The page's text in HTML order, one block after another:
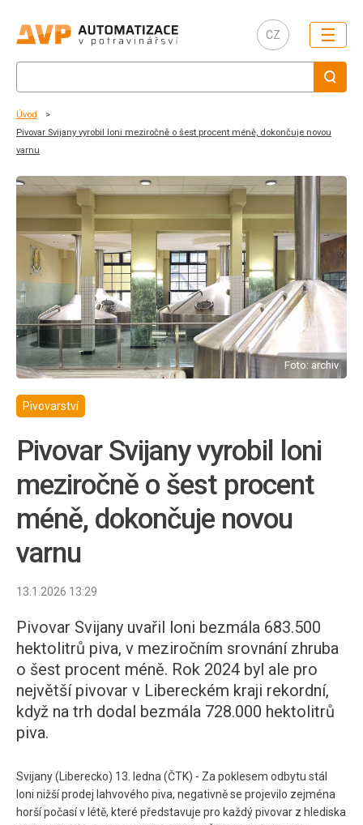
CZ ☰
Úvod
Pivovar Svijany vyrobil loni meziročně o šest procent méně, dokončuje novou
varnu
Foto: archiv
Pivovarství
Pivovar Svijany vyrobil loni
meziročně o šest procent
méně, dokončuje novou
varnu
13.1.2026 13:29
Pivovar Svijany uvařil loni bezmála 683.500
hektolitrů piva, v meziročním srovnání zhruba
o šest procent méně. Rok 2024 byl ale pro
největší pivovar v Libereckém kraji rekordní,
když na trh dodal bezmála 728.000 hektolitrů
piva.
Svijany (Liberecko) 13. ledna (ČTK) - Za poklesem odbytu stál
loni nižší prodej lahvového piva, negativně se projevilo zejména
horší počasí v létě, které představuje pro každý pivovar z hlediska